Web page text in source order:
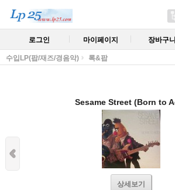
로그인 마이페이지 장바구니
수입LP(팝/재즈/경음악) 록&팝
Sesame Street (Born to
상세보기